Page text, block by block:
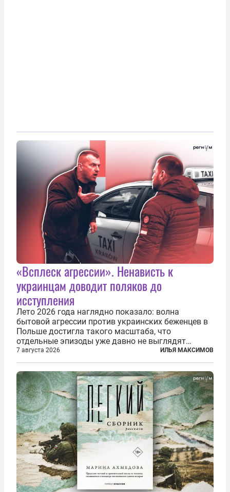
«Всплеск агрессии». Ненависть к
украинцам доводит поляков до
исступления
Лето 2026 года наглядно показало: волна
бытовой агрессии против украинских беженцев в
Польше достигла такого масштаба, что
отдельные эпизоды уже давно не выглядят
случайными. Поляки, судя по происходящему,
буквально теряют рассудок от ненависти к
украинским беженцам, и каждый новый случай
по-своему...
7 августа 2026 ИЛЬЯ МАКСИМОВ